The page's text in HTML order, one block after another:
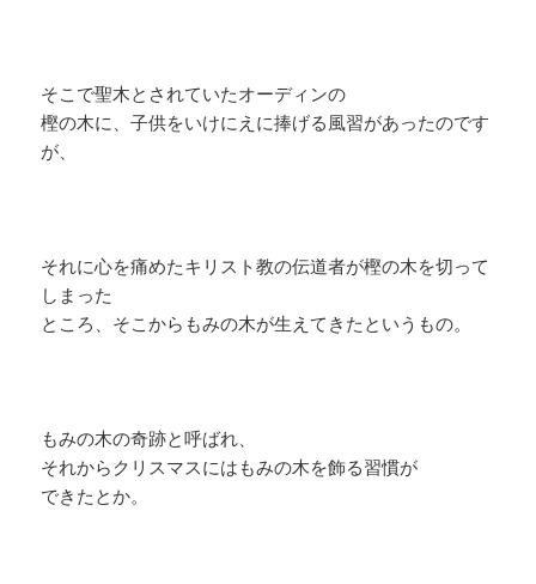
そこで聖木とされていたオーディンの
樫の木に、子供をいけにえに捧げる風習があったのです
が、
それに心を痛めたキリスト教の伝道者が樫の木を切って
しまった
ところ、そこからもみの木が生えてきたというもの。
もみの木の奇跡と呼ばれ、
それからクリスマスにはもみの木を飾る習慣が
できたとか。